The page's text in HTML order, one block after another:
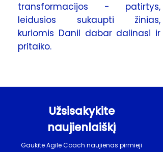
transformacijos - patirtys,
leidusios sukaupti žinias,
kuriomis Danil dabar dalinasi ir
pritaiko.
Užsisakykite
naujienlaiškį
Gaukite Agile Coach naujienas pirmieji